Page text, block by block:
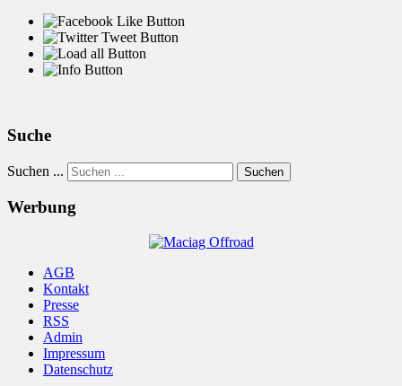
Suche
Suchen ... Suchen
Werbung
AGB
Kontakt
Presse
RSS
Admin
Impressum
Datenschutz